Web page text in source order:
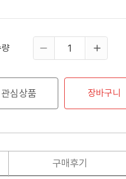
량
관심상품 장바구니
구매후기